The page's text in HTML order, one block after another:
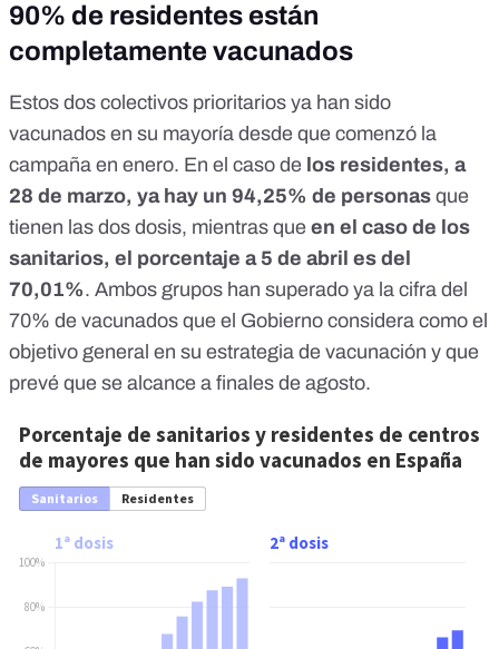
90% de residentes están
completamente vacunados
Estos dos colectivos prioritarios ya han sido
vacunados en su mayoría desde que comenzó la
campaña en enero. En el caso de los residentes, a
28 de marzo, ya hay un 94,25% de personas que
tienen las dos dosis, mientras que en el caso de los
sanitarios, el porcentaje a 5 de abril es del
70,01%. Ambos grupos han superado ya la cifra del
70% de vacunados que el Gobierno considera como el
objetivo general en su estrategia de vacunación y que
prevé que se alcance a finales de agosto.